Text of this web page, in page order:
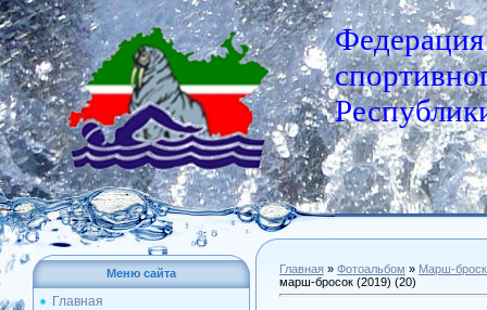
Федерация
Меню сайта
Главная
Главная » Фотоальбом » Марш-
марш-бросок (2019) (20)